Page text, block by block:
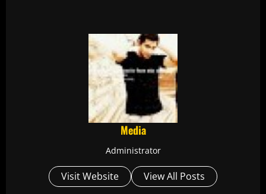
Media
Administrator
Visit Website View All Posts